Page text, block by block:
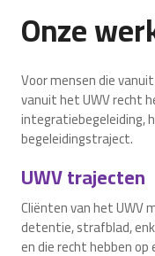
Onze
Voor mensen die
vanuit het UWV recht
integratiebegeleiding,
begeleidingstraject.
UWV trajecten
Cliënten van het UWV
detentie, strafblad,
en die recht hebben